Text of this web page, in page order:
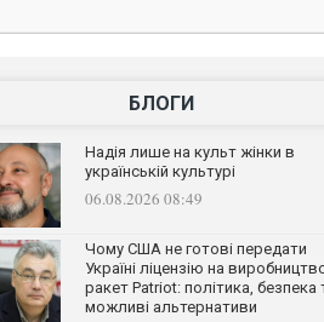
БЛОГИ
Надія лише на культ жінки в
українській культурі
06.08.2026 08:49
Чому США не готові передати
Україні ліцензію на
ракет Patriot: політика, безпека
можливі альтернативи